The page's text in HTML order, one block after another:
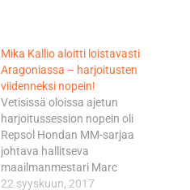
Mika Kallio aloitti loistavasti
Aragoniassa – harjoitusten
viidenneksi nopein!
Vetisissä oloissa ajetun
harjoitussession nopein oli
Repsol Hondan MM-sarjaa
johtava hallitseva
maailmanmestari Marc
Marquez ennen
22 syyskuun, 2017